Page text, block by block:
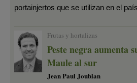
portainjertos que se utilizan en el
Frutas y hortalizas
Peste negra aumenta
Maule al sur
Jean Paul Joublan